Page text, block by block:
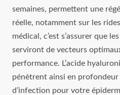
semaines, permettent une
réelle, notamment sur les
médical, c’est s’assurer que
serviront de vecteurs
performance. L’acide
pénètrent ainsi en profondeur
d’infection pour votre